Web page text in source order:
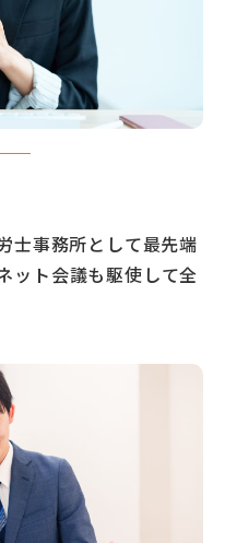
士事務所として最先端
ット会議も駆使して全